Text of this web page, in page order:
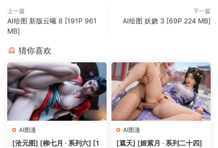
上一篇
AI绘图 新版云曦 8 [191P 961
MB]
下一篇
AI绘图 妖娆 3 [69P 224 MB]
猜你喜欢
AI图漫
[沧元图] [柳七月 · 系列六] [1
AI图漫
[遮天] [姬紫月 · 系列二十四]